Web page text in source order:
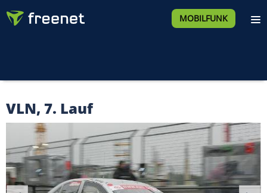
MOBILFUNK
VLN, 7. Lauf